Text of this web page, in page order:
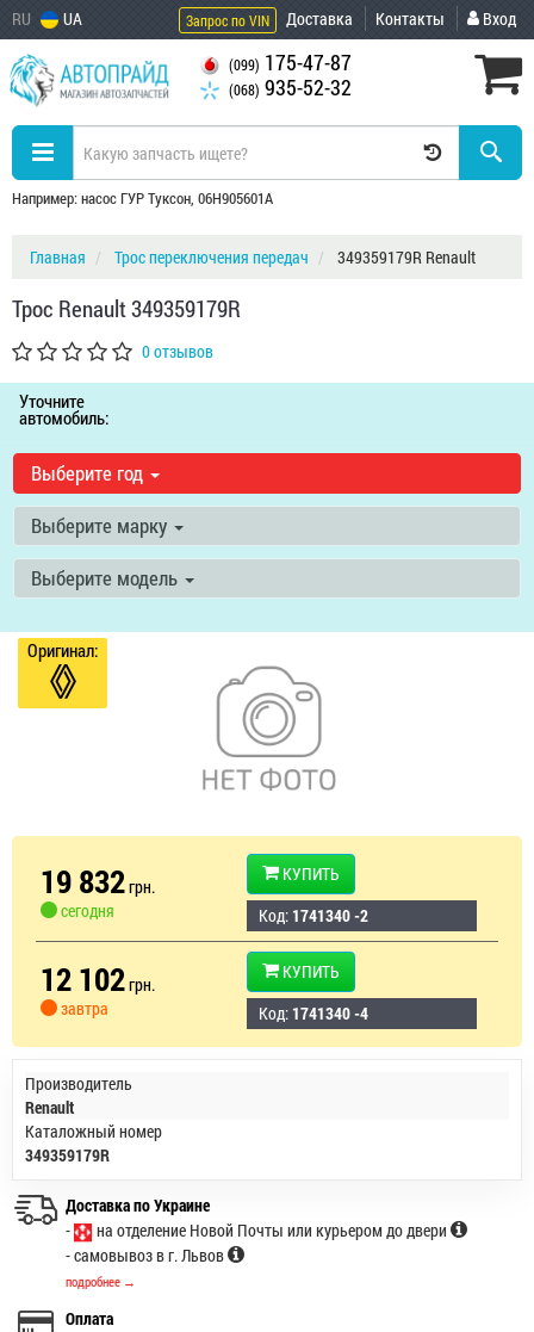
RU UA Запрос по VIN Доставка Контакты Вход
(099) 175-47-87
(068) 935-52-32
Например: насос ГУР Туксон, 06H905601A
Главная Трос переключения передач 349359179R Renault
Трос Renault 349359179R
0 отзывов
Уточните
автомобиль:
Выберите год
Выберите марку
Выберите модель
Оригинал:
19 832грн.
сегодня
КУПИТЬ
Код: 1741340 -2
12 102грн.
завтра
КУПИТЬ
Код: 1741340 -4
Производитель
Renault
Каталожный номер
349359179R
Доставка по Украине
-
на отделение Новой Почты или курьером до двери
- самовывоз в г. Львов
подробнее →
Оплата